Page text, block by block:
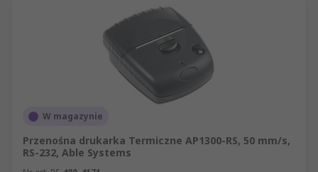
W magazynie
Przenośna drukarka Termiczne AP1300-RS, 50 mm/s,
RS-232, Able Systems